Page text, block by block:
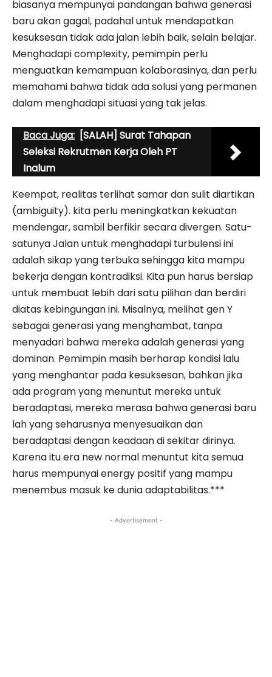
biasanya mempunyai pandangan bahwa generasi
baru akan gagal, padahal untuk mendapatkan
kesuksesan tidak ada jalan lebih baik, selain belajar.
Menghadapi complexity, pemimpin perlu
menguatkan kemampuan kolaborasinya, dan perlu
memahami bahwa tidak ada solusi yang permanen
dalam menghadapi situasi yang tak jelas.
Baca Juga: [SALAH] Surat Tahapan
Seleksi Rekrutmen Kerja Oleh PT
Inalum
Keempat, realitas terlihat samar dan sulit diartikan
(ambiguity). kita perlu meningkatkan kekuatan
mendengar, sambil berfikir secara divergen. Satu-
satunya Jalan untuk menghadapi turbulensi ini
adalah sikap yang terbuka sehingga kita mampu
bekerja dengan kontradiksi. Kita pun harus bersiap
untuk membuat lebih dari satu pilihan dan berdiri
diatas kebingungan ini. Misalnya, melihat gen Y
sebagai generasi yang menghambat, tanpa
menyadari bahwa mereka adalah generasi yang
dominan. Pemimpin masih berharap kondisi lalu
yang menghantar pada kesuksesan, bahkan jika
ada program yang menuntut mereka untuk
beradaptasi, mereka merasa bahwa generasi baru
lah yang seharusnya menyesuaikan dan
beradaptasi dengan keadaan di sekitar dirinya.
Karena itu era new normal menuntut kita semua
harus mempunyai energy positif yang mampu
menembus masuk ke dunia adaptabilitas.***
- Advertisement -